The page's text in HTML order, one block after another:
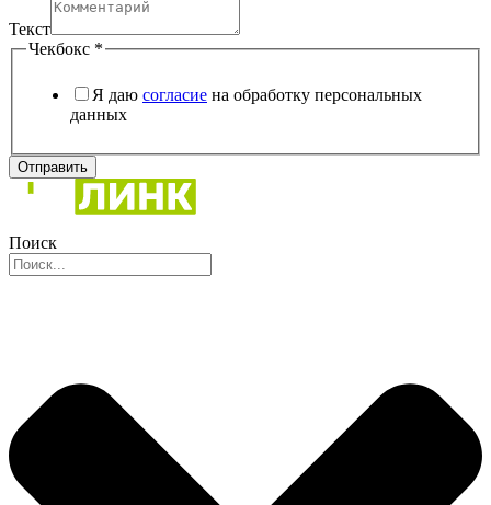
Текст
Чекбокс *
Я даю согласие на обработку персональных
данных
Отправить
Поиск